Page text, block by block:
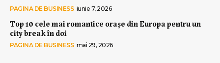
PAGINA DE BUSINESS iunie 7, 2026
Top 10 cele mai romantice orașe din Europa pentru un
city break în doi
PAGINA DE BUSINESS mai 29, 2026